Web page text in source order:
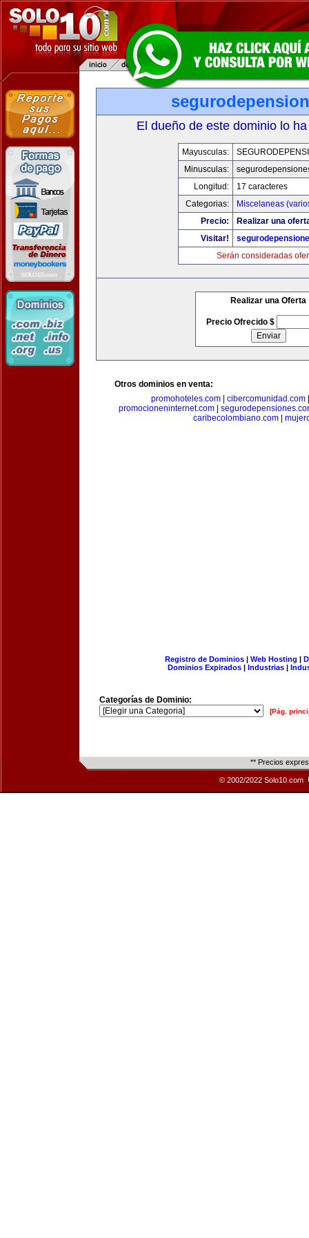
El dueño de este dominio lo
Mayusculas:
Minusculas:
Longitud:
17 caracteres
Categorias:
Miscelaneas
Precio:
Realizar una
Visitar!
Serán consideradas
Realizar una Oferta
Precio Ofrecido $
Otros dominios en venta:
promohoteles.com
cibercomunidad.com
promocioneninternet.com|
caribecolombiano.com|
Registro de Dominios| Web Hosting |
Dominios Expirados | Industrias |
Categorías de Dominio:
[Pág.
** Precios
© 2002/2022 Solo10.com